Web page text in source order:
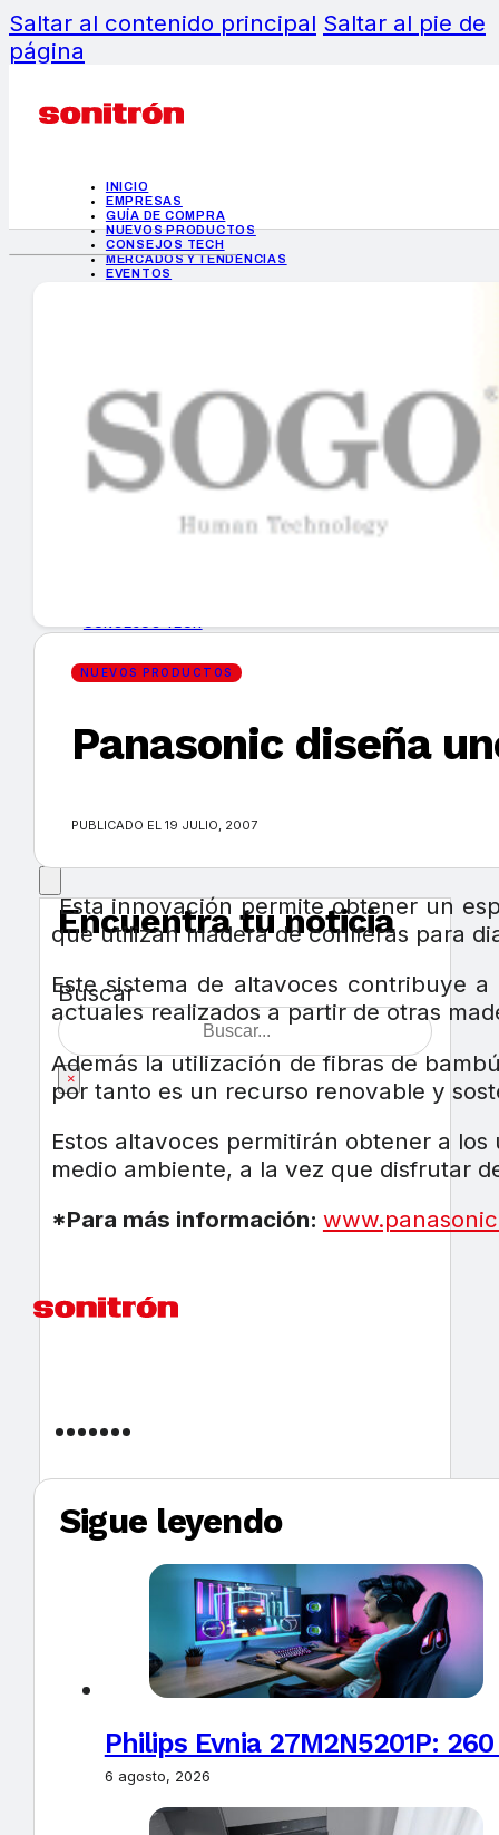
Saltar al contenido principal Saltar al pie de
página
INICIO
EMPRESAS
GUÍA DE COMPRA
NUEVOS PRODUCTOS
CONSEJOS TECH
MERCADOS Y TENDENCIAS
EVENTOS
INICIO
EMPRESAS
GUÍA DE COMPRA
MERCADOS Y TENDENCIAS
Encuentra tu noticia
Buscar
×
NUEVOS PRODUCTOS
Panasonic diseña
PUBLICADO EL 19 JULIO, 2007
Esta innovación permite obtener un
que utilizan madera de coníferas para
Este sistema de altavoces contribuye
actuales realizados a partir de otras
Además la utilización de fibras de
por tanto es un recurso renovable y
Estos altavoces permitirán obtener a
medio ambiente, a la vez que disfrutar
*Para más información:
Sigue leyendo
Philips Evnia 27M2N5201P:
6 agosto, 2026